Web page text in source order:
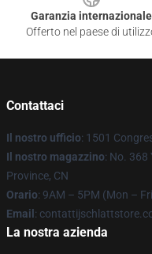
Garanzia internazionale
Offerto nel paese di
Contattaci
Il nostro ufficio: 1501
Il nostro magazzino: No. 368
Province, CN
Orario: 9AM – 5PM (Mon –
Email :
La nostra azienda